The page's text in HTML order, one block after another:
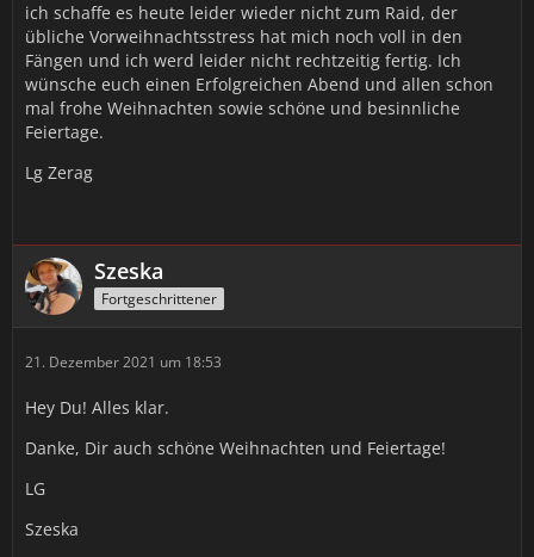
ich schaffe es heute leider wieder nicht zum Raid, der
übliche Vorweihnachtsstress hat mich noch voll in den
Fängen und ich werd leider nicht rechtzeitig fertig. Ich
wünsche euch einen Erfolgreichen Abend und allen schon
mal frohe Weihnachten sowie schöne und besinnliche
Feiertage.
Lg Zerag
Szeska
Fortgeschrittener
21. Dezember 2021 um 18:53
Hey Du! Alles klar.
Danke, Dir auch schöne Weihnachten und Feiertage!
LG
Szeska